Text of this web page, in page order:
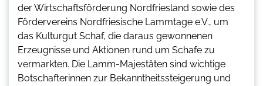
der Wirtschaftsförderung Nordfriesland sowie des
Fördervereins Nordfriesische Lammtage e.V., um
das Kulturgut Schaf, die daraus gewonnenen
Erzeugnisse und Aktionen rund um Schafe zu
vermarkten. Die Lamm-Majestäten sind wichtige
Botschafterinnen zur Bekanntheitssteigerung und